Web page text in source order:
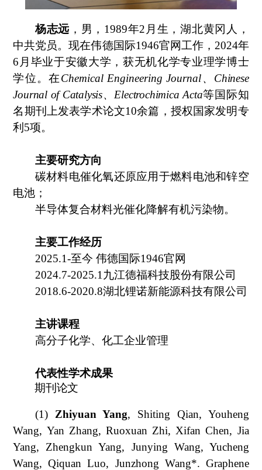
杨志远 ，男， 1989年2 月生 ，湖北黄冈人，
中共党员。现在伟德国际1946官网工作， 2024年
6 月毕业于安徽大学，获无机化学专业理学博士
学位。在Chemical Engineering Journal、 Chinese
Journal of Catalysis、 Electrochimica Acta等国际知
名期刊上发表学术论文10余篇 ， 授权国家发明专
利 5项。
主要研究方向
碳材料电催化氧还原应用于燃料电池和锌空
电池；
半导体复合材料光催化降解有机污染物。
主要工作经历
2025.1-至今 伟德国际1946官网
2024.7-2025.1 九江德福科技股份有限公司
2018.6-2020.8湖北锂诺新能源科技有限公司
主讲课程
高分子化学、化工企业管理
代表性学术成果
期刊论文
(1)Zhiyuan Yang, Shiting Qian, Youheng
Wang, Yan Zhang, Ruoxuan Zhi, Xifan Chen, Jia
Yang, Zhengkun Yang, Junying Wang, Yucheng
Wang, Qiquan Luo, Junzhong Wang*. Graphene